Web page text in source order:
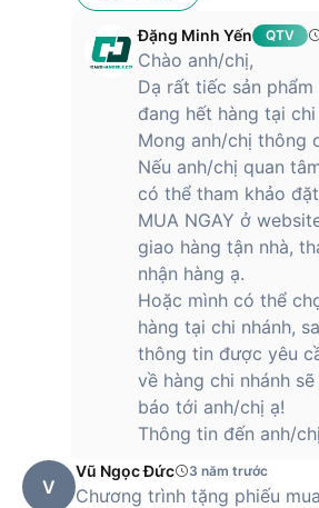
Đặng Minh Yến QTV
Chào anh/chị,
Dạ rất tiếc sản phẩm
đang hết hàng tại
Mong anh/chị thông
Nếu anh/chị quan
có thể tham khảo
MUA NGAY ở
giao hàng tận nhà,
nhận hàng ạ.
Hoặc mình có thể
hàng tại chi nhánh,
thông tin được yêu
về hàng chi nhánh
báo tới anh/chị ạ!
Thông tin đến anh/
V
Vũ Ngọc Đức 3 năm trước
Chương trình tặng phiếu